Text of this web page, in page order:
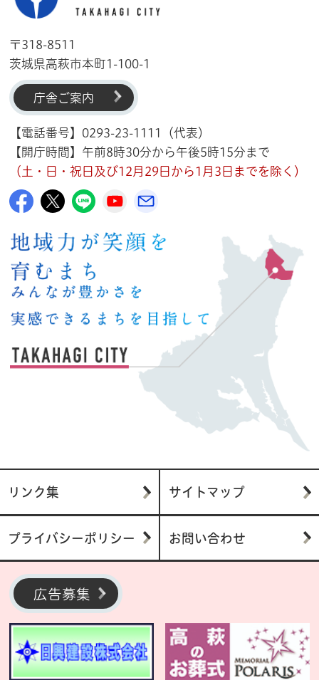
〒318-8511
茨城県高萩市本町1-100-1
庁舎ご案内
【電話番号】0293-23-1111（代表）
【開庁時間】午前8時30分から午後5時15分まで
（土・日・祝日及び12月29日から1月3日までを除く）
高萩市公式Facebook
高萩市公式X
高萩市公式LINE
高萩市YouTube公式チャンネル
リンク集 サイトマップ
プライバシーポリシー お問い合わせ
広告募集